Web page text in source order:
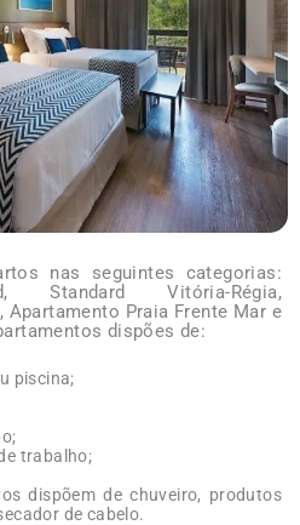
nas seguintes categorias:
Standard Vitória-Régia,
Praia Frente Mar e
dispões de:
piscina;
trabalho;
dispõem de chuveiro, produtos
de cabelo.